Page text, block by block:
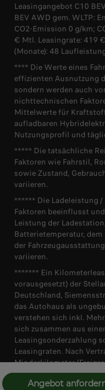
Angebot
Leasingangebot C10
BEV AWD gem. WLTP:
CO2-Emission 0 g/km;
€ Mtl. Leasingrate: 419
(Monate): 48
**** Die Werte eines
effizienten Ausnutzung
sondern werden auch
nichttechnischen
Mittelwerte für
aufladbaren
Nutzungsprofil und
***** Die tatsächliche
Faktoren wie Fahrstil,
sowie Zustand,
variieren.
****** Die Ladeleistung /
Faktoren beeinflusst
Leistung der
Batterietemperatur,
der
variieren.
******* Ein
vorausgesetzt) der
Deutschland,
das Autohaus als
verstehen sich inkl.
sich zusammen aus
Leasingsonderzahlung
Leasingraten. Nach
Minderkilometer
vorhandene Schäden
Zulassungskosten sind